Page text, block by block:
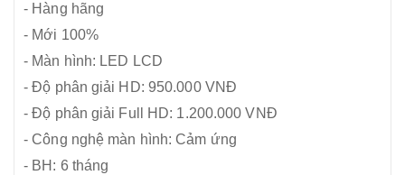
- Hàng hãng
- Mới 100%
- Màn hình: LED LCD
- Độ phân giải HD: 950.000 VNĐ
- Độ phân giải Full HD: 1.200.000 VNĐ
- Công nghệ màn hình: Cảm ứng
- BH: 6 tháng